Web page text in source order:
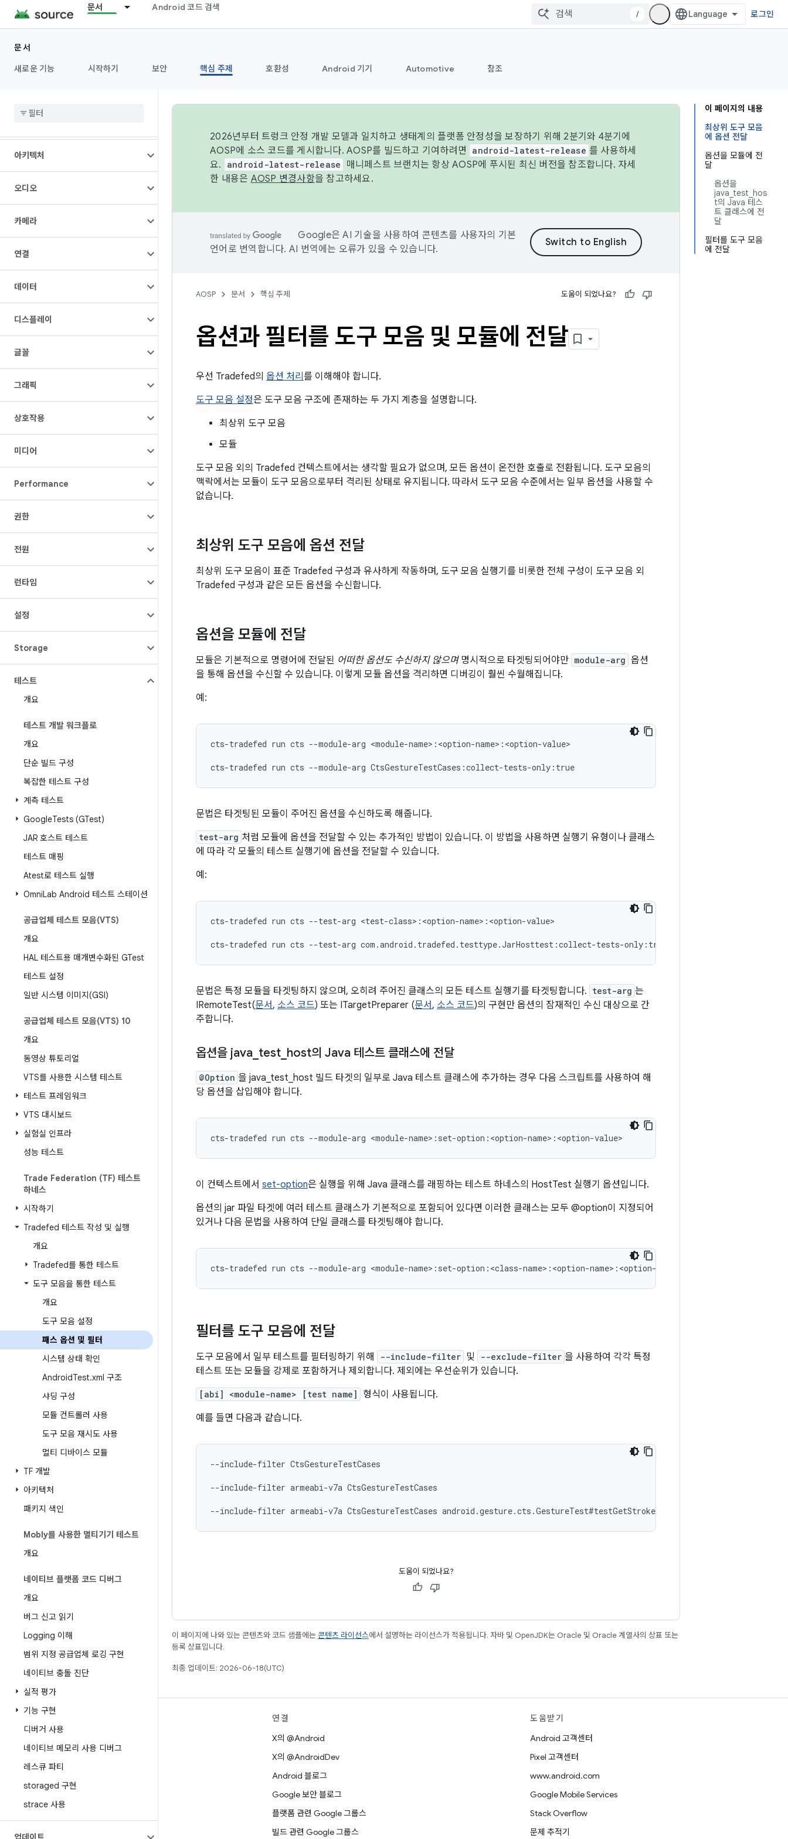
문서 Android 코드 검색
/ 로그인
문서
새로운 기능
시작하기 보안 핵심 주제 호환성 Android 기기 Automotive 참조
아키텍처
오디오
카메라
연결
데이터
디스플레이
글꼴
그래픽
상호작용
미디어
Performance
권한
전원
런타임
설정
Storage
테스트
개요
테스트 개발 워크플로
개요
단순 빌드 구성
복잡한 테스트 구성
계측 테스트
GoogleTests (GTest)
JAR 호스트 테스트
테스트 매핑
Atest로 테스트 실행
OmniLab Android 테스트 스테이션
공급업체 테스트 모음(VTS)
개요
HAL 테스트용 매개변수화된 GTest
테스트 설정
일반 시스템 이미지(GSI)
공급업체 테스트 모음(VTS) 10
개요
동영상 튜토리얼
VTS를 사용한 시스템 테스트
테스트 프레임워크
VTS 대시보드
실험실 인프라
성능 테스트
Trade Federation (TF) 테스트
하네스
시작하기
Tradefed 테스트 작성 및 실행
개요
Tradefed를 통한 테스트
도구 모음을 통한 테스트
개요
도구 모음 설정
패스 옵션 및 필터
시스템 상태 확인
AndroidTest.xml 구조
샤딩 구성
모듈 컨트롤러 사용
도구 모음 재시도 사용
멀티 디바이스 모듈
TF 개발
아키텍처
패키지 색인
Mobly를 사용한 멀티기기 테스트
개요
네이티브 플랫폼 코드 디버그
개요
버그 신고 읽기
Logging 이해
범위 지정 공급업체 로깅 구현
네이티브 충돌 진단
실적 평가
기능 구현
디버거 사용
네이티브 메모리 사용 디버그
레스큐 파티
storaged 구현
strace 사용
이 페이지의 내용
최상위 도구 모음
에 옵션 전달
옵션을 모듈에 전
달
옵션을
java_test_hos
t의 Java 테스
트 클래스에 전
달
필터를 도구 모음
에 전달
2026년부터 트렁크 안정 개발 모델과 일치하고 생태계의 플랫폼 안정성을 보장하기 위해 2분기와 4분기에
AOSP에 소스 코드를 게시합니다. AOSP를 빌드하고 기여하려면
android-latest-release 를 사용하세
요.
android-latest-release
매니페스트 브랜치는 항상 AOSP에 푸시된 최신 버전을 참조합니다. 자세
한 내용은 AOSP 변경사항을 참고하세요.
Google은 AI 기술을 사용하여 콘텐츠를 사용자의 기본
언어로 번역합니다. AI 번역에는 오류가 있을 수 있습니다.
AOSP 문서 핵심 주제 도움이 되었나요?
옵션과 필터를 도구 모음 및 모듈에 전달
우선 Tradefed의 옵션 처리 를 이해해야 합니다.
도구 모음 설정은 도구 모음 구조에 존재하는 두 가지 계층을 설명합니다.
최상위 도구 모음
모듈
도구 모음 외의 Tradefed 컨텍스트에서는 생각할 필요가 없으며, 모든 옵션이 온전한 호출로 전환됩니다. 도구 모음의
맥락에서는 모듈이 도구 모음으로부터 격리된 상태로 유지됩니다. 따라서 도구 모음 수준에서는 일부 옵션을 사용할 수
없습니다.
최상위 도구 모음에 옵션 전달
최상위 도구 모음이 표준 Tradefed 구성과 유사하게 작동하며, 도구 모음 실행기를 비롯한 전체 구성이 도구 모음 외
Tradefed 구성과 같은 모든 옵션을 수신합니다.
옵션을 모듈에 전달
모듈은 기본적으로 명령어에 전달된 어떠한 옵션도 수신하지 않으며명시적으로 타겟팅되어야만 module-arg 옵션
을 통해 옵션을 수신할 수 있습니다. 이렇게 모듈 옵션을 격리하면 디버깅이 훨씬 수월해집니다.
예:
cts-tradefed run cts --module-arg <module-name>:<option-name>:<option-value>
cts-tradefed run cts --module-arg
문법은 타겟팅된 모듈이 주어진 옵션을 수신하도록 해줍니다.
test-arg 처럼 모듈에 옵션을 전달할 수 있는 추가적인 방법이 있습니다. 이 방법을 사용하면 실행기 유형이나 클래스
에 따라 각 모듈의 테스트 실행기에 옵션을 전달할 수 있습니다.
예:
cts-tradefed run cts --test-arg <test-class>:<option-name>:<option-value>
cts-tradefed run cts --test-arg
문법은 특정 모듈을 타겟팅하지 않으며, 오히려 주어진 클래스의 모든 테스트 실행기를 타겟팅합니다. test-arg 는
IRemoteTest(문서, 소스 코드) 또는 ITargetPreparer (문서, 소스 코드)의 구현만 옵션의 잠재적인 수신 대상으로 간
주합니다.
옵션을 java test host의 Java 테스트 클래스에 전달
@Option 을 java_test_host 빌드 타겟의 일부로 Java 테스트 클래스에 추가하는 경우 다음 스크립트를 사용하여 해
당 옵션을 삽입해야 합니다.
cts-tradefed run cts --module-arg
이 컨텍스트에서 set-option은 실행을 위해 Java 클래스를 래핑하는 테스트 하네스의 HostTest 실행기 옵션입니다.
옵션의 jar 파일 타겟에 여러 테스트 클래스가 기본적으로 포함되어 있다면 이러한 클래스는 모두 @option이 지정되어
있거나 다음 문법을 사용하여 단일 클래스를 타겟팅해야 합니다.
필터를 도구 모음에 전달
도구 모음에서 일부 테스트를 필터링하기 위해 --include-filter 및 --exclude-filter 을 사용하여 각각 특정
테스트 또는 모듈을 강제로 포함하거나 제외합니다. 제외에는 우선순위가 있습니다.
[abi] <module-name> [test name]
형식이 사용됩니다.
예를 들면 다음과 같습니다.
--include-filter CtsGestureTestCases
--include-filter armeabi-v7a CtsGestureTestCases
--include-filter armeabi-v7a CtsGestureTestCases
도움이 되었나요?
이 페이지에 나와 있는 콘텐츠와 코드 샘플에는 콘텐츠 라이선스에서 설명하는 라이선스가 적용됩니다. 자바 및 OpenJDK는 Oracle 및 Oracle 계열사의 상표 또는
등록 상표입니다.
최종 업데이트: 2026-06-18(UTC)
드라이버 바이너리
연결
X의 @Android
X의 @AndroidDev
Android 블로그
Google 보안 블로그
플랫폼 관련 Google 그룹스
빌드 관련 Google 그룹스
도움받기
Android 고객센터
Pixel 고객센터
www.android.com
Google Mobile Services
Stack Overflow
문제 추적기